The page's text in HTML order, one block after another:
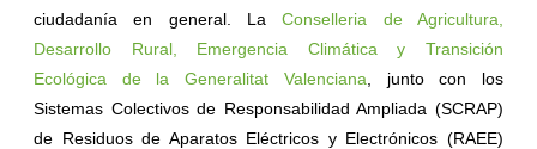
ciudadanía en general. LaConselleria de Agricultura,
Desarrollo Rural, Emergencia Climática y Transición
Ecológica de la Generalitat Valenciana , junto con los
Sistemas Colectivos de Responsabilidad Ampliada (SCRAP)
de Residuos de Aparatos Eléctricos y Electrónicos (RAEE)